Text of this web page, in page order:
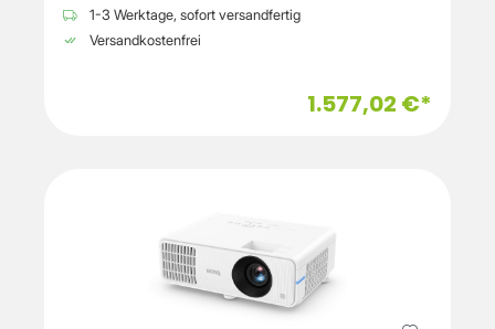
1-3 Werktage, sofort versandfertig
Versandkostenfrei
1.577,02 €*